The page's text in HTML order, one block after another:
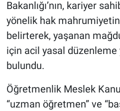
Bakanlığı’nın, kariyer
yönelik hak
belirterek, yaşanan
için acil yasal düzenleme
bulundu.
Öğretmenlik Meslek
“uzman öğretmen” ve